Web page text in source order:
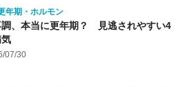
年期・ホルモン
調、本当に更年期？ 見逃されやすい4
07/30